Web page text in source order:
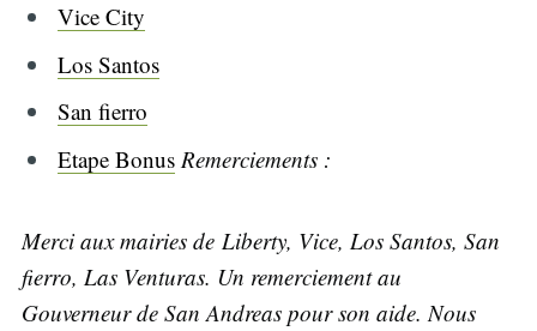
Vice City
Los Santos
San fierro
Etape Bonus Remerciements :
Merci aux mairies de Liberty, Vice, Los Santos, San
fierro, Las Venturas. Un remerciement au
Gouverneur de San Andreas pour son aide. Nous